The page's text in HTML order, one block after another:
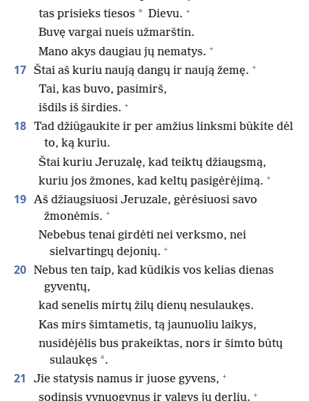
tas prisieks tiesos * Dievu. +
Buvę vargai nueis užmarštin.
Mano akys daugiau jų nematys. +
17 Štai aš kuriu naują dangų ir naują žemę. +
Tai, kas buvo, pasimirš,
išdils iš širdies. +
18 Tad džiūgaukite ir per amžius linksmi būkite dėl
to, ką kuriu.
Štai kuriu Jeruzalę, kad teiktų džiaugsmą,
kuriu jos žmones, kad keltų pasigėrėjimą. +
19 Aš džiaugsiuosi Jeruzale, gėrėsiuosi savo
žmonėmis. +
Nebebus tenai girdėti nei verksmo, nei
sielvartingų dejonių. +
20 Nebus ten taip, kad kūdikis vos kelias dienas
gyventų,
kad senelis mirtų žilų dienų nesulaukęs.
Kas mirs šimtametis, tą jaunuoliu laikys,
nusidėjėlis bus prakeiktas, nors ir šimto būtų
sulaukęs *.
21 Jie statysis namus ir juose gyvens, +
sodinsis vynuogynus ir valgys jų derlių. +